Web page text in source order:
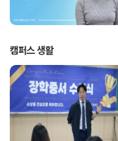
캠퍼스 생활